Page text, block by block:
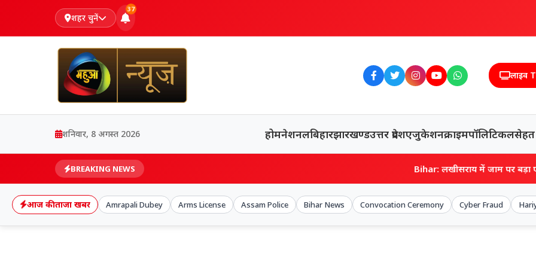
शहर चुनें
37
लाइव
शनिवार, 8 अगस्त 2026 होमनेशनलबिहारझारखण्डउत्तर प्रदेशएजुकेशनक्राइमपॉलिटिकलसेहत
BREAKING NEWS Bihar: लखीसराय में जाम पर बड़ा एक्शन, अवैध
आज की ताजा खबर Amrapali Dubey Arms License Assam Police Bihar News Convocation Ceremony Cyber Fraud